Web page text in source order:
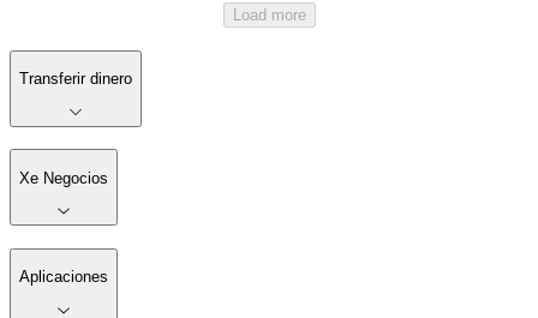
Load more
Transferir dinero
Xe Negocios
Aplicaciones